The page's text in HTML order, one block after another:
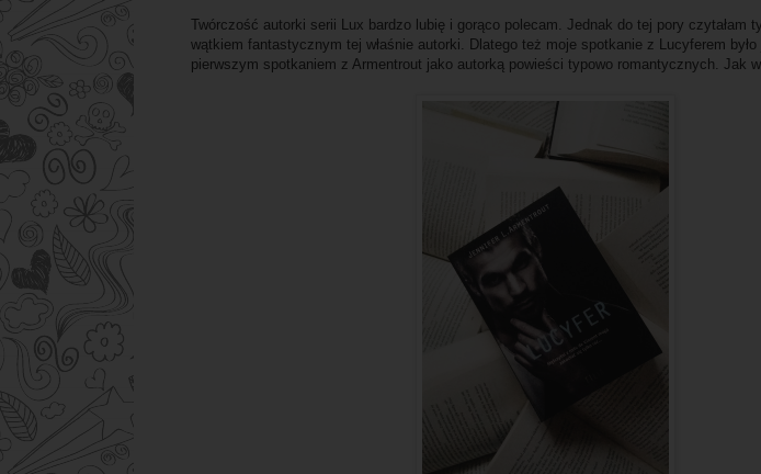
Twórczość autorki serii Lux bardzo lubię i gorąco polecam. Jednak do tej pory czytałam
wątkiem fantastycznym tej właśnie autorki. Dlatego też moje spotkanie z Lucyferem
pierwszym spotkaniem z Armentrout jako autorką powieści typowo romantycznych. Jak